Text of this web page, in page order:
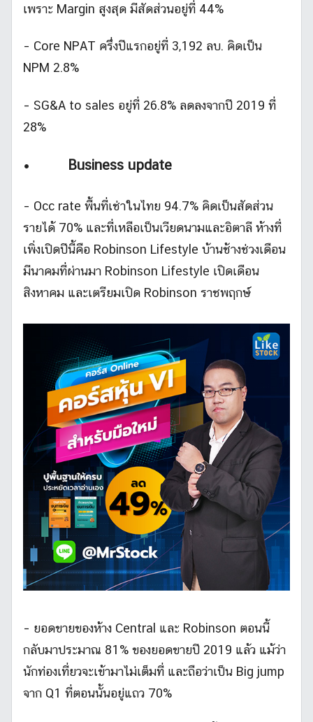
เพราะ Margin สูงสุด มีสัดส่วนอยู่ที่ 44%
– Core NPAT ครึ่งปีแรกอยู่ที่ 3,192 ลบ. คิดเป็น
NPM 2.8%
– SG&A to sales อยู่ที่ 26.8% ลดลงจากปี 2019 ที่
28%
• Business update
– Occ rate พื้นที่เช่าในไทย 94.7% คิดเป็นสัดส่วน
รายได้ 70% และที่เหลือเป็นเวียดนามและอิตาลี ห้างที่
เพิ่งเปิดปีนี้คือ Robinson Lifestyle บ้านช้างช่วงเดือน
มีนาคมที่ผ่านมา Robinson Lifestyle เปิดเดือน
สิงหาคม และเตรียมเปิด Robinson ราชพฤกษ์
– ยอดขายของห้าง Central และ Robinson ตอนนี้
กลับมาประมาณ 81% ของยอดขายปี 2019 แล้ว แม้ว่า
นักท่องเที่ยวจะเข้ามาไม่เต็มที่ และถือว่าเป็น Big jump
จาก Q1 ที่ตอนนั้นอยู่แถว 70%